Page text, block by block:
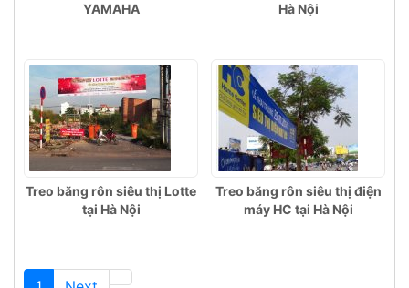
YAMAHA
Hà Nội
Treo băng rôn siêu thị Lotte
tại Hà Nội
Treo băng rôn siêu thị điện
máy HC tại Hà Nội